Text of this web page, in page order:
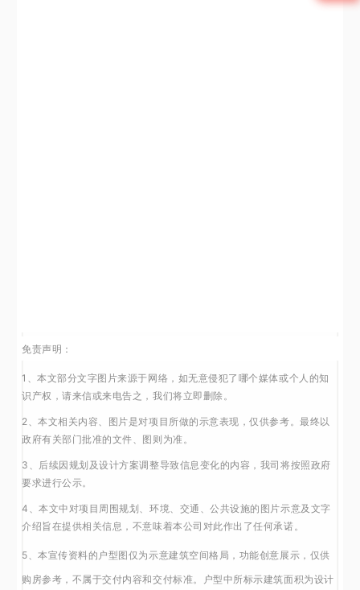
免责声明：
1、本文部分文字图片来源于网络，如无意侵犯了哪个媒体或个人的知
识产权，请来信或来电告之，我们将立即删除。
2、本文相关内容、图片是对项目所做的示意表现，仅供参考。最终以
政府有关部门批准的文件、图则为准。
3、后续因规划及设计方案调整导致信息变化的内容，我司将按照政府
要求进行公示。
4、本文中对项目周围规划、环境、交通、公共设施的图片示意及文字
介绍旨在提供相关信息，不意味着本公司对此作出了任何承诺。
5、本宣传资料的户型图仅为示意建筑空间格局，功能创意展示，仅供
购房参考，不属于交付内容和交付标准。户型中所标示建筑面积为设计